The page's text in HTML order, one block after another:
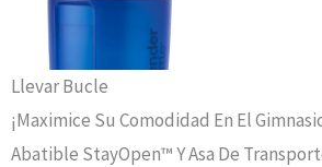
Llevar Bucle
¡Maximice Su Comodidad En El
Abatible StayOpen™ Y Asa De